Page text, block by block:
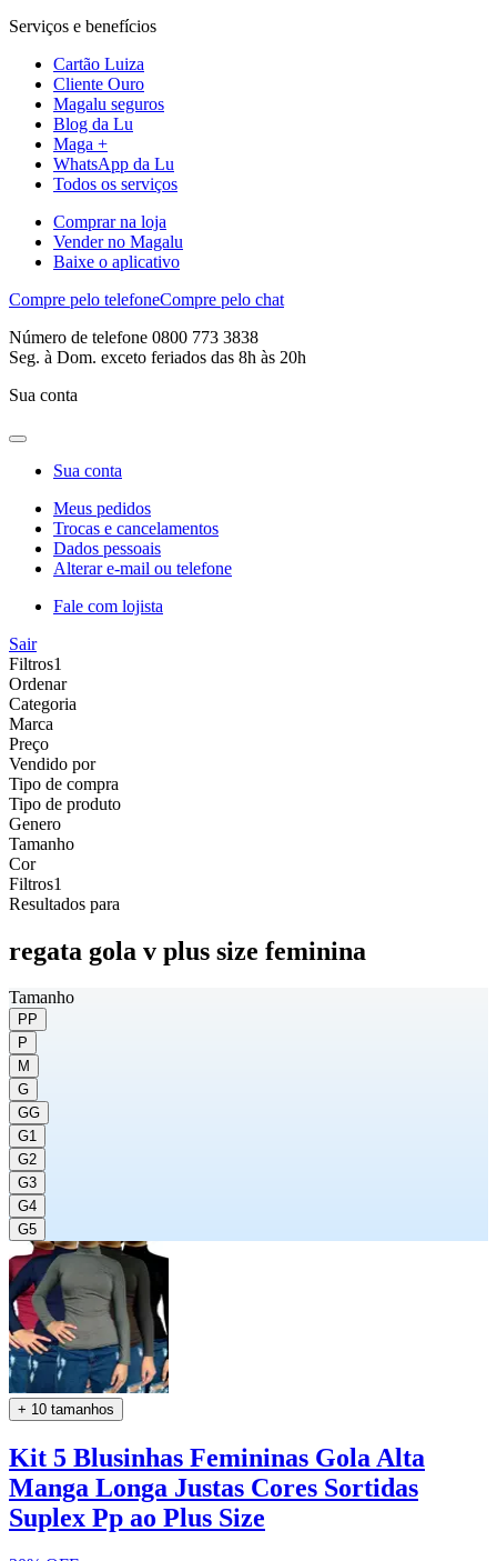
Serviços e benefícios
Cartão Luiza
Cliente Ouro
Magalu seguros
Blog da Lu
Maga +
WhatsApp da Lu
Todos os serviços
Comprar na loja
Vender no Magalu
Baixe o aplicativo
Compre pelo telefoneCompre pelo chat
Número de telefone 0800 773 3838
Seg. à Dom. exceto feriados das 8h às 20h
Sua conta
Sua conta
Meus pedidos
Trocas e cancelamentos
Dados pessoais
Alterar e-mail ou telefone
Fale com lojista
Sair
Filtros1
Ordenar
Categoria
Marca
Preço
Vendido por
Tipo de compra
Tipo de produto
Genero
Tamanho
Cor
Filtros1
Resultados para
regata gola v plus size feminina
Tamanho
PP
P
M
G
GG
G1
G2
G3
G4
G5
+ 10 tamanhos
Kit 5 Blusinhas Femininas Gola Alta
Manga Longa Justas Cores Sortidas
Suplex Pp ao Plus Size